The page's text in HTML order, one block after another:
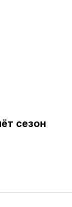
сезон